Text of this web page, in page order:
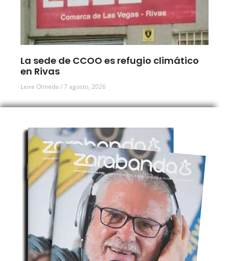
La sede de CCOO es refugio climático
en Rivas
Leire Olmeda 7 agosto, 2026